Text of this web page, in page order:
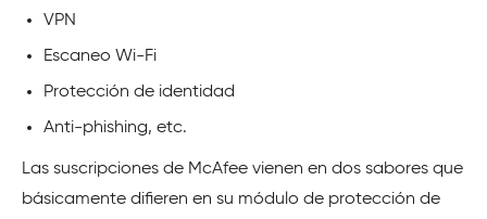
VPN
Escaneo Wi-Fi
Protección de identidad
Anti-phishing, etc.
Las suscripciones de McAfee vienen en dos sabores que
básicamente difieren en su módulo de protección de